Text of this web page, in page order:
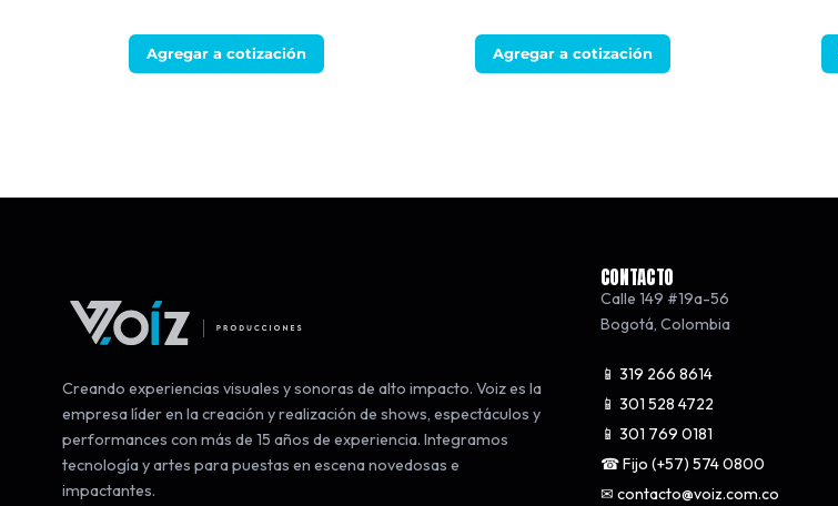
Agregar a cotización Agregar a cotización
Creando experiencias visuales y sonoras de alto impacto. Voiz es la
empresa líder en la creación y realización de shows, espectáculos y
performances con más de 15 años de experiencia. Integramos
tecnología y artes para puestas en escena novedosas e
impactantes.
CONTACTO
Calle 149 #19a-56
Bogotá, Colombia
📱 319 266 8614
📱 301 528 4722
📱 301 769 0181
☎ Fijo (+57) 574 0800
✉ contacto@voiz.com.co